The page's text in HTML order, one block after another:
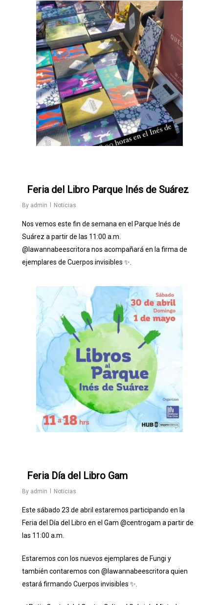
Feria del Libro Parque Inés de Suárez
By admin Noticias
Nos vemos este fin de semana en el Parque Inés de
Suárez a partir de las 11:00 a.m.
@lawannabeescritora nos acompañará en la firma de
ejemplares de Cuerpos invisibles ✨.
Feria Día del Libro Gam
By admin Noticias
Este sábado 23 de abril estaremos participando en la
Feria del Día del Libro en el Gam @centrogam a partir de
las 11:00 a.m.
Estaremos con los nuevos ejemplares de Fungi y
también contaremos con @lawannabeescritora quien
estará firmando Cuerpos invisibles ✨.